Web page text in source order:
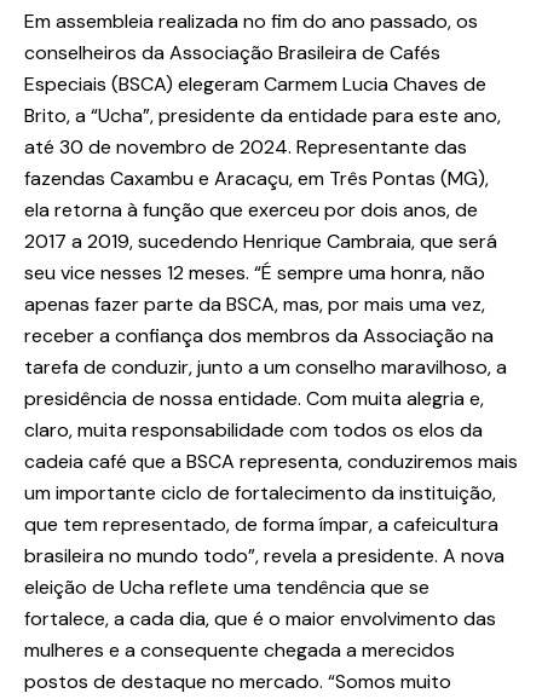
Em assembleia realizada no fim do ano passado, os
conselheiros da Associação Brasileira de Cafés
Especiais (BSCA) elegeram Carmem Lucia Chaves de
Brito, a “Ucha”, presidente da entidade para este ano,
até 30 de novembro de 2024. Representante das
fazendas Caxambu e Aracaçu, em Três Pontas (MG),
ela retorna à função que exerceu por dois anos, de
2017 a 2019, sucedendo Henrique Cambraia, que será
seu vice nesses 12 meses. “É sempre uma honra, não
apenas fazer parte da BSCA, mas, por mais uma vez,
receber a confiança dos membros da Associação na
tarefa de conduzir, junto a um conselho maravilhoso, a
presidência de nossa entidade. Com muita alegria e,
claro, muita responsabilidade com todos os elos da
cadeia café que a BSCA representa, conduziremos mais
um importante ciclo de fortalecimento da instituição,
que tem representado, de forma ímpar, a cafeicultura
brasileira no mundo todo”, revela a presidente. A nova
eleição de Ucha reflete uma tendência que se
fortalece, a cada dia, que é o maior envolvimento das
mulheres e a consequente chegada a merecidos
postos de destaque no mercado. “Somos muito